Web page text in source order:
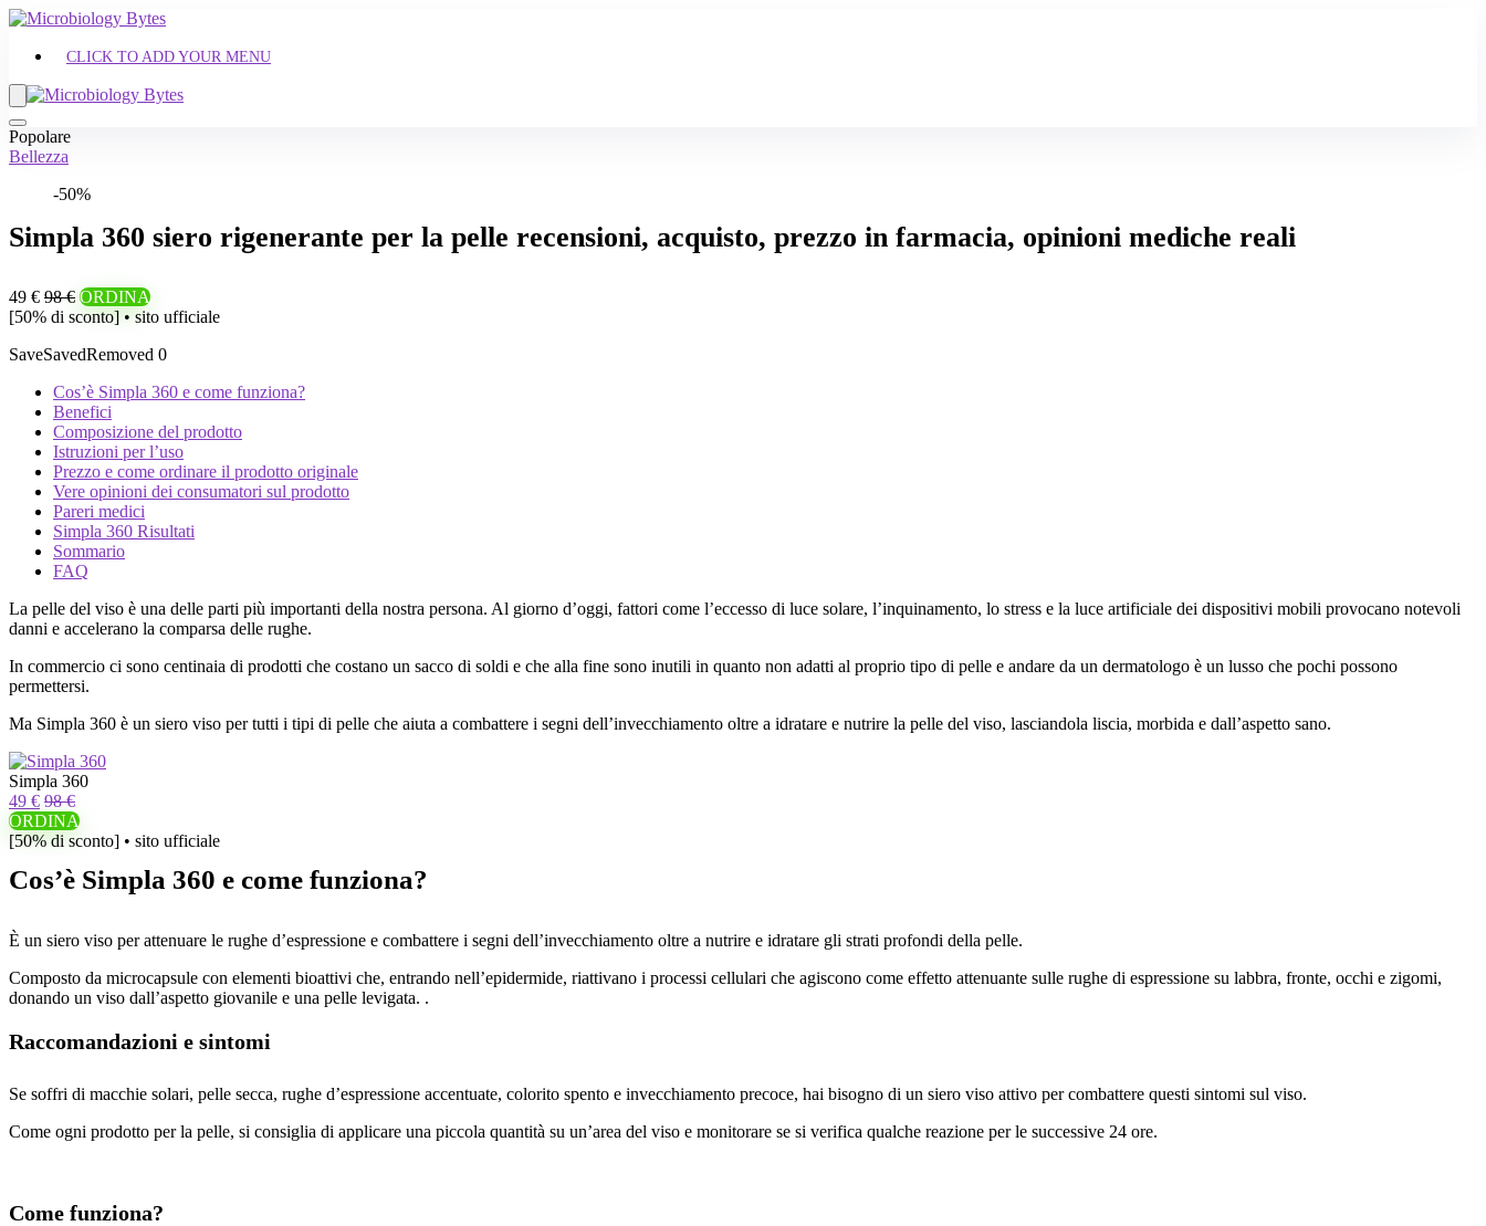
CLICK TO ADD YOUR MENU
Popolare
Bellezza
-50%
Simpla 360 siero rigenerante per la pelle recensioni, acquisto, prezzo in farmacia, opinioni mediche reali
49 € 98 € ORDINA
[50% di sconto] • sito ufficiale
SaveSavedRemoved 0
Cos’è Simpla 360 e come funziona?
Benefici
Composizione del prodotto
Istruzioni per l’uso
Prezzo e come ordinare il prodotto originale
Vere opinioni dei consumatori sul prodotto
Pareri medici
Simpla 360 Risultati
Sommario
FAQ
La pelle del viso è una delle parti più importanti della nostra persona. Al giorno d’oggi, fattori come l’eccesso di luce solare, l’inquinamento, lo stress e la luce artificiale dei dispositivi mobili provocano notevoli
danni e accelerano la comparsa delle rughe.
In commercio ci sono centinaia di prodotti che costano un sacco di soldi e che alla fine sono inutili in quanto non adatti al proprio tipo di pelle e andare da un dermatologo è un lusso che pochi possono
permettersi.
Ma Simpla 360 è un siero viso per tutti i tipi di pelle che aiuta a combattere i segni dell’invecchiamento oltre a idratare e nutrire la pelle del viso, lasciandola liscia, morbida e dall’aspetto sano.
Simpla 360
49 € 98 €
ORDINA
[50% di sconto] • sito ufficiale
Cos’è Simpla 360 e come funziona?
È un siero viso per attenuare le rughe d’espressione e combattere i segni dell’invecchiamento oltre a nutrire e idratare gli strati profondi della pelle.
Composto da microcapsule con elementi bioattivi che, entrando nell’epidermide, riattivano i processi cellulari che agiscono come effetto attenuante sulle rughe di espressione su labbra, fronte, occhi e zigomi,
donando un viso dall’aspetto giovanile e una pelle levigata. .
Raccomandazioni e sintomi
Se soffri di macchie solari, pelle secca, rughe d’espressione accentuate, colorito spento e invecchiamento precoce, hai bisogno di un siero viso attivo per combattere questi sintomi sul viso.
Come ogni prodotto per la pelle, si consiglia di applicare una piccola quantità su un’area del viso e monitorare se si verifica qualche reazione per le successive 24 ore.
Come funziona?